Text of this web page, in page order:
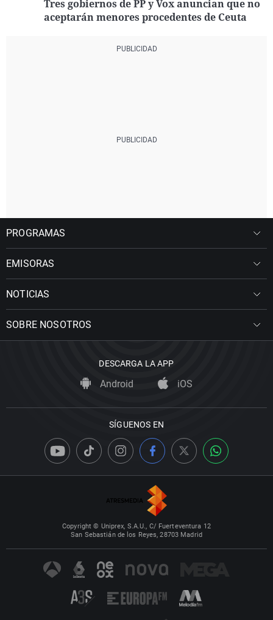
Tres gobiernos de PP y Vox anuncian que no
aceptarán menores procedentes de Ceuta
PROGRAMAS
EMISORAS
NOTICIAS
SOBRE NOSOTROS
DESCARGA LA APP
Android iOS
SÍGUENOS EN
Copyright © Uniprex, S.A.U., C/ Fuerteventura 12
San Sebastián de los Reyes, 28703 Madrid